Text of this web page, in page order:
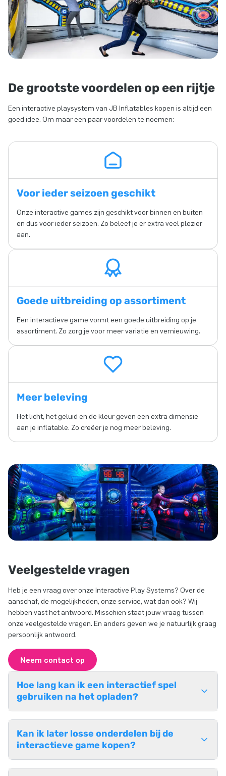
De grootste voordelen op een rijtje
Een interactive playsystem van JB Inflatables kopen is altijd een
goed idee. Om maar een paar voordelen te noemen:
Voor ieder seizoen geschikt
Onze interactive games zijn geschikt voor binnen en buiten
en dus voor ieder seizoen. Zo beleef je er extra veel plezier
aan.
Goede uitbreiding op assortiment
Een interactieve game vormt een goede uitbreiding op je
assortiment. Zo zorg je voor meer variatie en vernieuwing.
Meer beleving
Het licht, het geluid en de kleur geven een extra dimensie
aan je inflatable. Zo creëer je nog meer beleving.
Veelgestelde vragen
Heb je een vraag over onze Interactive Play Systems? Over de
aanschaf, de mogelijkheden, onze service, wat dan ook? Wij
hebben vast het antwoord. Misschien staat jouw vraag tussen
onze veelgestelde vragen. En anders geven we je natuurlijk graag
persoonlijk antwoord.
Neem contact op
Hoe lang kan ik een interactief spel
gebruiken na het opladen?
Kan ik later losse onderdelen bij de
interactieve game kopen?